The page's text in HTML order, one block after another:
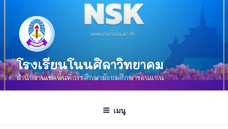
โรงเรียนโนนศิลาวิทยาคม
สำนักงานเขตพื้นที่การศึกษามัธยมศึกษาขอนแก่น
เมนู